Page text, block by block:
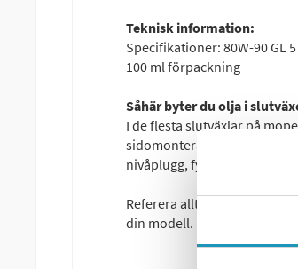
Teknisk information:
Specifikationer: 80W-90 GL 5
100 ml förpackning
Såhär byter du olja i
I de flesta slutväxlar på
sidomonterat
nivåplugg, fyll på tills det
Referera alltid till din
din modell.